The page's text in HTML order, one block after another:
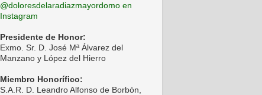
@doloresdelaradiazmayordomo en
Instagram
Presidente de Honor:
Exmo. Sr. D. José Mª Álvarez del
Manzano y López del Hierro
Miembro Honorífico:
S.A.R. D. Leandro Alfonso de Borbón,